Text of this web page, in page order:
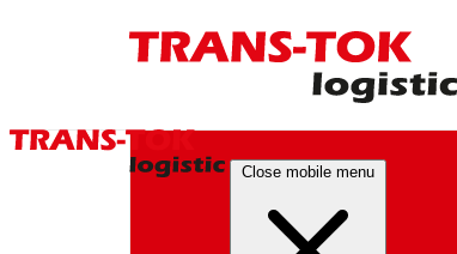
Close mobile menu